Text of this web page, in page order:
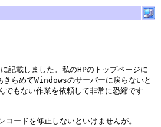
記載しました。私のHPのトップページに
らめてWindowsのサーバーに戻らないと
もない作業を依頼して非常に恐縮です
ードを修正しないといけませんが。